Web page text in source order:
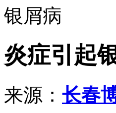
银屑病
炎症引起
来源： 长春